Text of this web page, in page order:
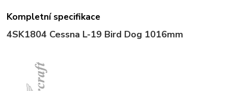
Kompletní specifikace
4SK1804 Cessna L-19 Bird Dog 1016mm